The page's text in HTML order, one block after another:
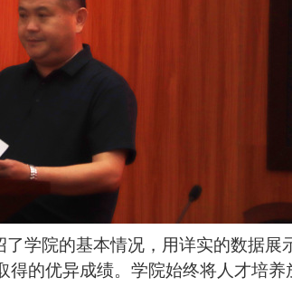
学院的基本情况，用详实的数据展
的优异成绩。学院始终将人才培